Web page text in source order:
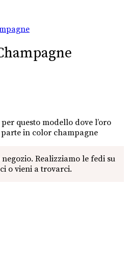
questo modello dove l’oro
in color champagne